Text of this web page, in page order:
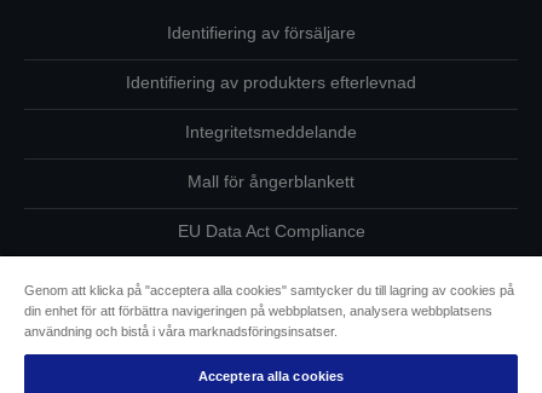
Identifiering av försäljare
Identifiering av produkters efterlevnad
Integritetsmeddelande
Mall för ångerblankett
EU Data Act Compliance
Kontakta oss angående dina uppgifter
Information om cookies
Epsons åtagande avseende tillgänglighet
Genom att klicka på "acceptera alla cookies" samtycker du till lagring av cookies på
din enhet för att förbättra navigeringen på webbplatsen, analysera webbplatsens
användning och bistå i våra marknadsföringsinsatser.
Acceptera alla cookies